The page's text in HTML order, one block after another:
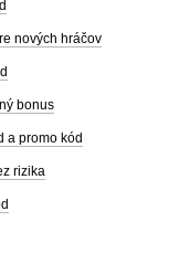
nových hráčov
bonus
a promo kód
rizika